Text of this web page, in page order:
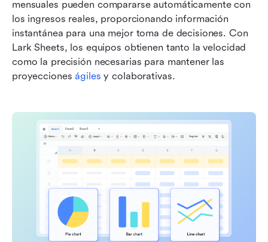
mensuales pueden compararse automáticamente con
los ingresos reales, proporcionando información
instantánea para una mejor toma de decisiones. Con
Lark Sheets, los equipos obtienen tanto la velocidad
como la precisión necesarias para mantener las
proyecciones ágiles y colaborativas.